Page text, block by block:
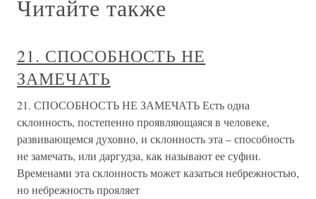
Читайте также
21. СПОСОБНОСТЬ НЕ
ЗАМЕЧАТЬ
21. СПОСОБНОСТЬ НЕ ЗАМЕЧАТЬ Есть одна
склонность, постепенно проявляющаяся в человеке,
развивающемся духовно, и склонность эта – способность
не замечать, или даргудза, как называют ее суфии.
Временами эта склонность может казаться небрежностью,
но небрежность прояляет